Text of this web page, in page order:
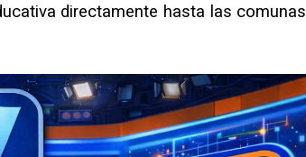
directamente hasta las comunas